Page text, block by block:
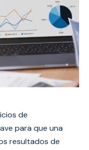
de
para que una
resultados de